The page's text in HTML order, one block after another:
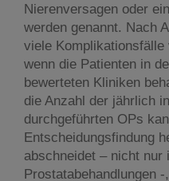
Nierenversagen oder
werden genannt. Nach
viele Komplikationsfälle
wenn die Patienten in
bewerteten Kliniken
die Anzahl der jährlich
durchgeführten OPs
Entscheidungsfindung
abschneidet – nicht nur
Prostatabehandlungen